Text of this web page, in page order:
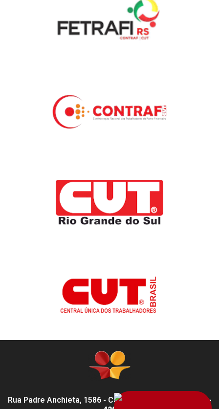
Rua Padre Anchieta, 1586 - Centro, Pelotas - RS,
96015-